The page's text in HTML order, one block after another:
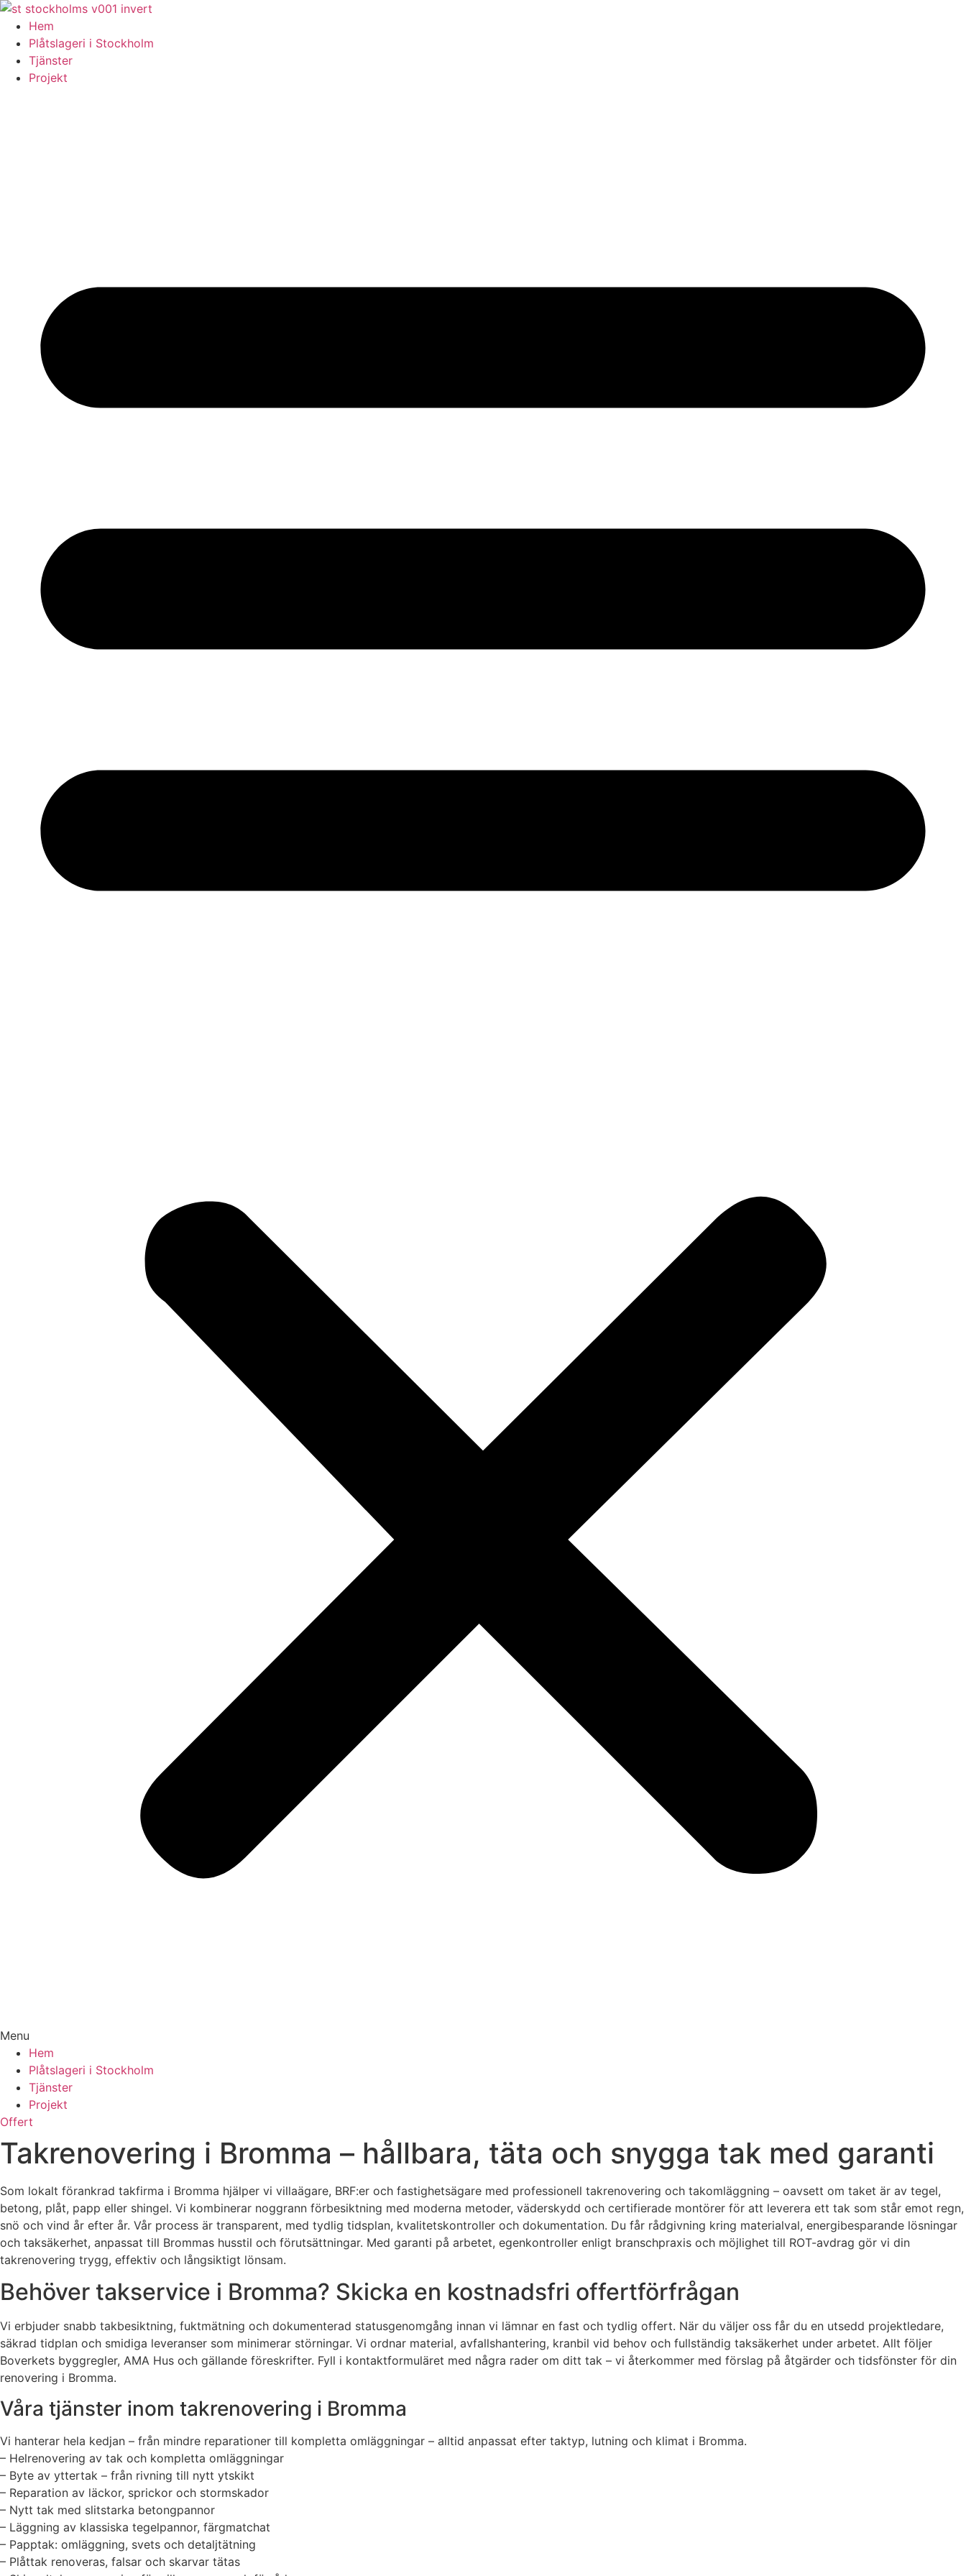
Skip
content
Hem
Plåtslageri i Stockholm
Tjänster
Projekt
Menu
Hem
Plåtslageri i Stockholm
Tjänster
Projekt
Offert
Takrenovering i Bromma – hållbara, täta och snygga tak med garanti
Som lokalt förankrad takfirma i Bromma hjälper vi villaägare, BRF:er och fastighetsägare med professionell takrenovering och takomläggning – oavsett om taket är av tegel,
betong, plåt, papp eller shingel. Vi kombinerar noggrann förbesiktning med moderna metoder, väderskydd och certifierade montörer för att leverera ett tak som står emot regn,
snö och vind år efter år. Vår process är transparent, med tydlig tidsplan, kvalitetskontroller och dokumentation. Du får rådgivning kring materialval, energibesparande lösningar
och taksäkerhet, anpassat till Brommas husstil och förutsättningar. Med garanti på arbetet, egenkontroller enligt branschpraxis och möjlighet till ROT-avdrag gör vi din
takrenovering trygg, effektiv och långsiktigt lönsam.
Behöver takservice i Bromma? Skicka en kostnadsfri offertförfrågan
Vi erbjuder snabb takbesiktning, fuktmätning och dokumenterad statusgenomgång innan vi lämnar en fast och tydlig offert. När du väljer oss får du en utsedd projektledare,
säkrad tidplan och smidiga leveranser som minimerar störningar. Vi ordnar material, avfallshantering, kranbil vid behov och fullständig taksäkerhet under arbetet. Allt följer
Boverkets byggregler, AMA Hus och gällande föreskrifter. Fyll i kontaktformuläret med några rader om ditt tak – vi återkommer med förslag på åtgärder och tidsfönster för din
renovering i Bromma.
Våra tjänster inom takrenovering i Bromma
Vi hanterar hela kedjan – från mindre reparationer till kompletta omläggningar – alltid anpassat efter taktyp, lutning och klimat i Bromma.
– Helrenovering av tak och kompletta omläggningar
– Byte av yttertak – från rivning till nytt ytskikt
– Reparation av läckor, sprickor och stormskador
– Nytt tak med slitstarka betongpannor
– Läggning av klassiska tegelpannor, färgmatchat
– Papptak: omläggning, svets och detaljtätning
– Plåttak renoveras, falsar och skarvar tätas